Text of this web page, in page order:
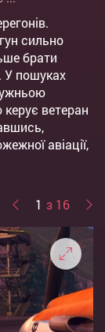
сильно
брати
У пошуках
ветеран
авіації,
1 з 16